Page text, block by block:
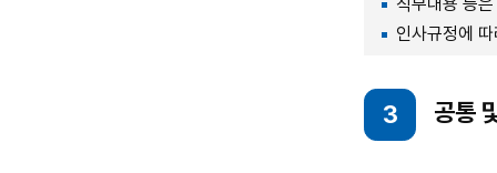
직무내용 등
인사규정에
3 공통